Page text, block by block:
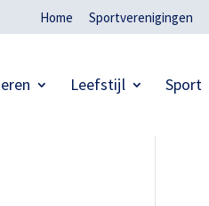
Home Sportverenigingen
Leefstijl Sport